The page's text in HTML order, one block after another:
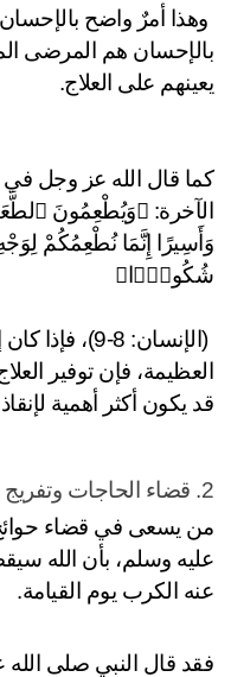
على العلاج.
يكون أكثر أهمية لإنقاذ
الكرب يوم القيامة.